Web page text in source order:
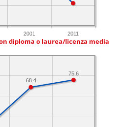
2001 2011
diploma o laurea/licenza media
75.6
68.4